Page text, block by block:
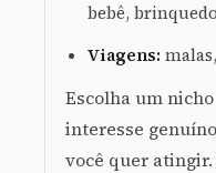
bebê,
Viagens:
Escolha um
interesse
você quer